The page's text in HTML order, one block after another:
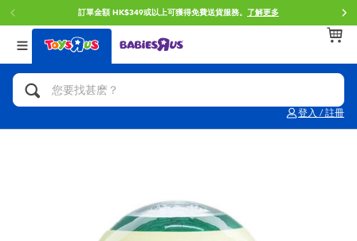
訂單金額 HK$349或以上可獲得免費送貨服務。 了解更多
登入 / 註冊
返回
分類目錄
人氣英雄,角色扮演,射擊玩具
玩具車,貨車,火車及遙控系列
返回
品牌
Brunch Brother 早午餐兄弟
Mini Brands
返回
年齢
0~2歳